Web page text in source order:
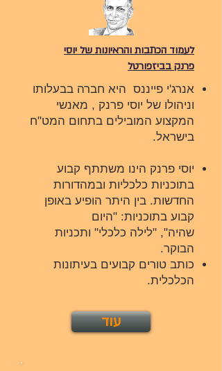
לעמוד הכתבות והראיונות של יוסי
פרנק בביזפורטל
אנרג'י פייננס היא חברה בבעלותו
וניהולו של יוסי פרנק , מאנשי
המקצוע המובילים בתחום המט"ח
בישראל.
יוסי פרנק הינו משתתף קבוע
בתוכניות כלכליות ובמהדורות
החדשות. בין היתר הופיע באופן
קבוע בתוכניות: "היום
שהיה", "לילה כלכלי" ותכניות
הבוקר.
כותב טורים קבועים בעיתונות
הכלכלית.
עוד